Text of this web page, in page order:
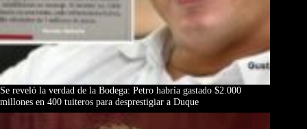
Se reveló la verdad de la Bodega: Petro habría gastado $2.000
millones en 400 tuiteros para desprestigiar a Duque